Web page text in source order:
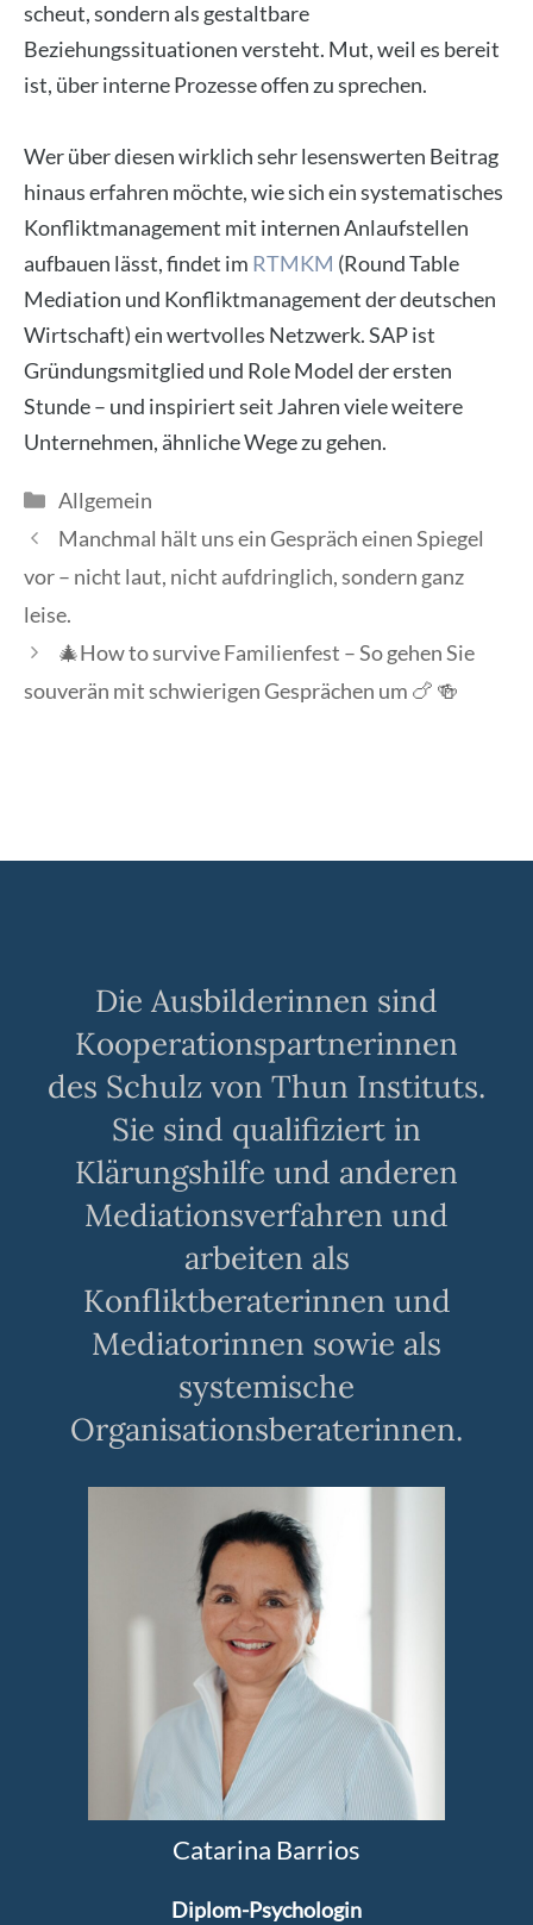
scheut, sondern als gestaltbare
Beziehungssituationen versteht. Mut, weil es bereit
ist, über interne Prozesse offen zu sprechen.
Wer über diesen wirklich sehr lesenswerten Beitrag
hinaus erfahren möchte, wie sich ein systematisches
Konfliktmanagement mit internen Anlaufstellen
aufbauen lässt, findet im RTMKM (Round Table
Mediation und Konfliktmanagement der deutschen
Wirtschaft) ein wertvolles Netzwerk. SAP ist
Gründungsmitglied und Role Model der ersten
Stunde – und inspiriert seit Jahren viele weitere
Unternehmen, ähnliche Wege zu gehen.
Kategorien
Allgemein
Manchmal hält uns ein Gespräch einen Spiegel
vor – nicht laut, nicht aufdringlich, sondern ganz
leise.
🎄How to survive Familienfest – So gehen Sie
souverän mit schwierigen Gesprächen um 🍗 🍻
Die Ausbilderinnen sind
Kooperationspartnerinnen
des Schulz von Thun Instituts.
Sie sind qualifiziert in
Klärungshilfe und anderen
Mediationsverfahren und
arbeiten als
Konfliktberaterinnen und
Mediatorinnen sowie als
systemische
Organisationsberaterinnen.
Catarina Barrios
Diplom-Psychologin